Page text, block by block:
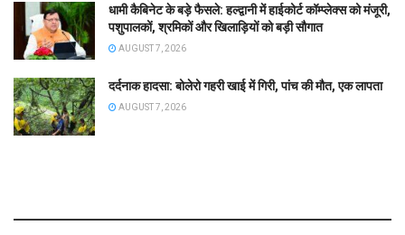
धामी कैबिनेट के बड़े फैसले: हल्द्वानी में हाईकोर्ट कॉम्प्लेक्स को मंजूरी,
पशुपालकों, श्रमिकों और खिलाड़ियों को बड़ी सौगात
AUGUST 7, 2026
दर्दनाक हादसा: बोलेरो गहरी खाई में गिरी, पांच की मौत, एक लापता
AUGUST 7, 2026